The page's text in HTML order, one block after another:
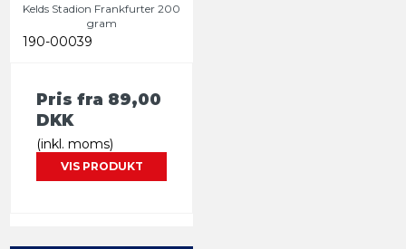
Kelds Stadion Frankfurter 200
gram
190-00039
Pris fra 89,00
DKK
(inkl. moms)
VIS PRODUKT